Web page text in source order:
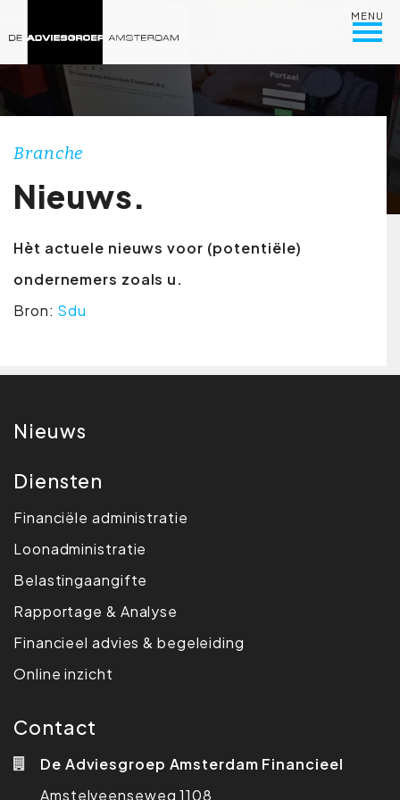
MENU
Branche
Nieuws.
Hèt actuele nieuws voor (potentiële)
ondernemers zoals u.
Bron: Sdu
Nieuws
Diensten
Financiële administratie
Loonadministratie
Belasting­aangifte
Rapportage & Analyse
Financieel advies & begeleiding
Online inzicht
Contact
De Adviesgroep Amsterdam Financieel
Amstelveenseweg 1108